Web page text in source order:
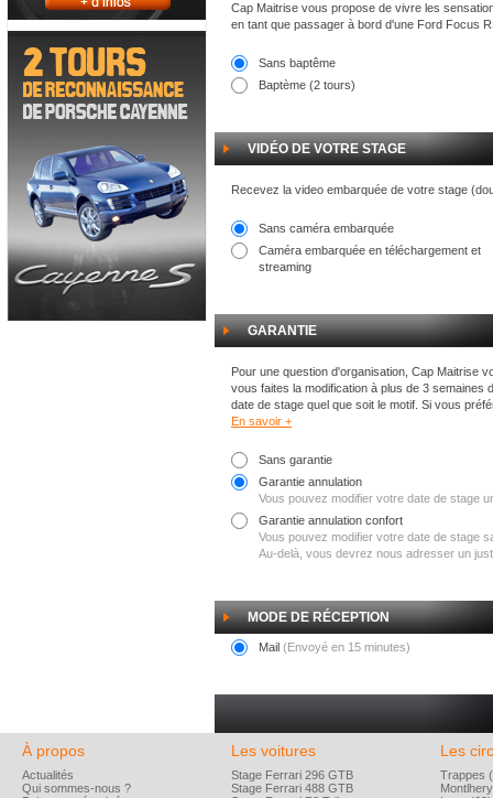
Cap Maitrise vous propose de vivre les
en tant que passager à bord d'une Ford Focus
Sans baptême
Baptème (2 tours)
VIDÉO DE VOTRE STAGE
Recevez la video embarquée de votre stage
Sans caméra embarquée
Caméra embarquée en téléchargement et
streaming
GARANTIE
Pour une question d'organisation, Cap Maitrise
vous faites la modification à plus de 3 semaines
date de stage quel que soit le motif. Si vous
En savoir +
Sans garantie
Garantie annulation
Vous pouvez modifier votre date de stage
Garantie annulation confort
Vous pouvez modifier votre date de stage
Au-delà, vous devrez nous adresser un
MODE DE RÉCEPTION
Mail (Envoyé en 15 minutes)
À propos
Actualités
Qui sommes-nous ?
Les voitures
Stage Ferrari 296 GTB
Stage Ferrari 488 GTB
Les
Trappes